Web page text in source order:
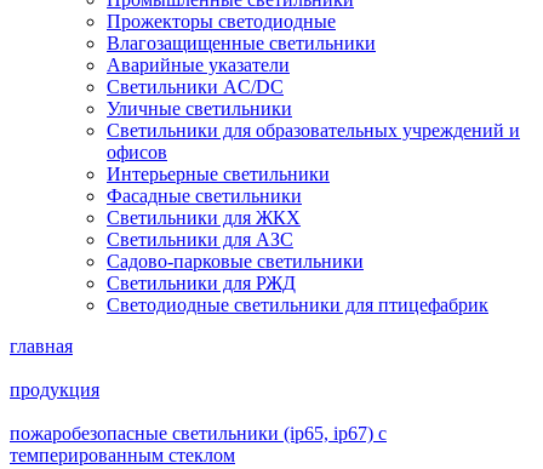
Прожекторы светодиодные
Влагозащищенные светильники
Аварийные указатели
Светильники AC/DC
Уличные светильники
Светильники для образовательных учреждений и
офисов
Интерьерные светильники
Фасадные светильники
Светильники для ЖКХ
Светильники для АЗС
Садово-парковые светильники
Светильники для РЖД
Светодиодные светильники для птицефабрик
главная
продукция
пожаробезопасные светильники (ip65, ip67) с
темперированным стеклом